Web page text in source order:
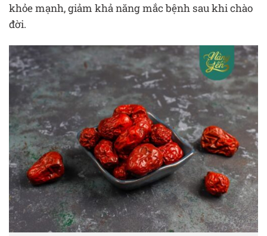
khỏe mạnh, giảm khả năng mắc bệnh sau khi chào
đời.